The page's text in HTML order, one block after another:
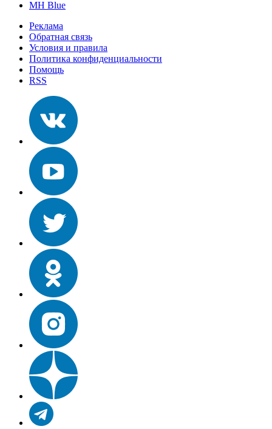
MH Blue
Реклама
Обратная связь
Условия и правила
Политика конфиденциальности
Помощь
RSS